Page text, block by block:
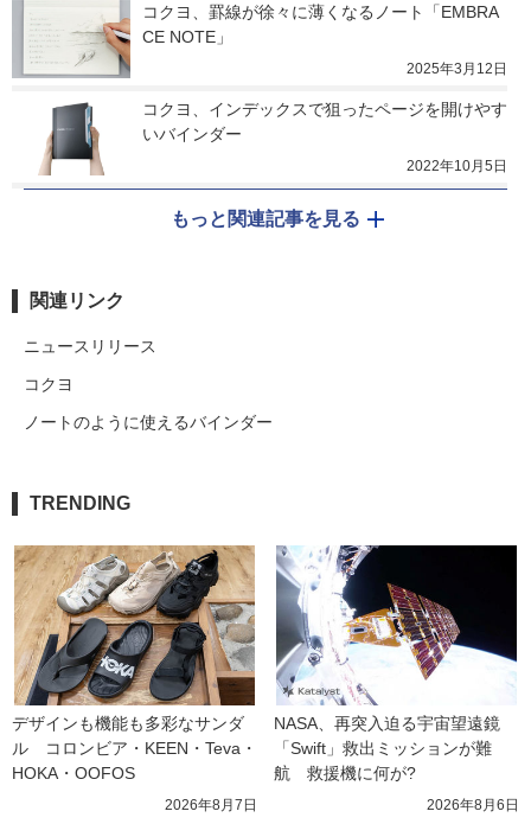
コクヨ、罫線が徐々に薄くなるノート「EMBRA
CE NOTE」
2025年3月12日
コクヨ、インデックスで狙ったページを開けやす
いバインダー
2022年10月5日
もっと関連記事を見る
関連リンク
ニュースリリース
コクヨ
ノートのように使えるバインダー
TRENDING
デザインも機能も多彩なサンダ
ル　コロンビア・KEEN・Teva・
HOKA・OOFOS
2026年8月7日
NASA、再突入迫る宇宙望遠鏡
「Swift」救出ミッションが難
航　救援機に何が?
2026年8月6日